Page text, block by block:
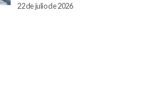
22 de julio de 2026